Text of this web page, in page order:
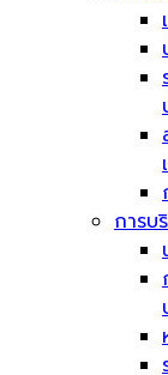
การบ